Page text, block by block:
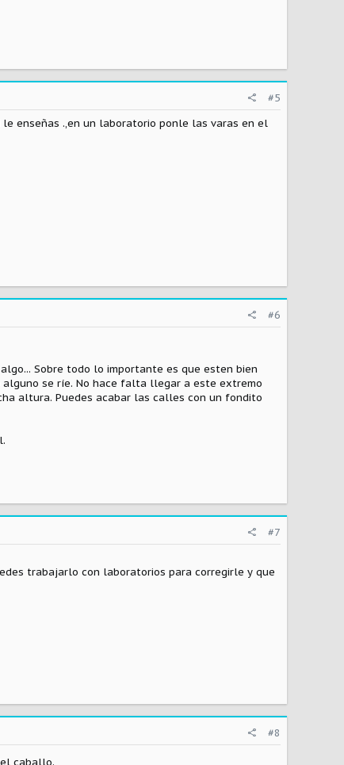
#5
enseñas .,en un laboratorio ponle las varas en el
#6
Sobre todo lo importante es que esten bien
alguno se ríe. No hace falta llegar a este extremo
altura. Puedes acabar las calles con un fondito
#7
trabajarlo con laboratorios para corregirle y que
#8
caballo.